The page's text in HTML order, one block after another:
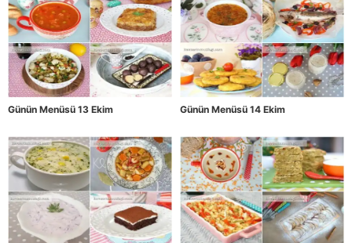
Günün Menüsü 13 Ekim Günün Menüsü 14 Ekim